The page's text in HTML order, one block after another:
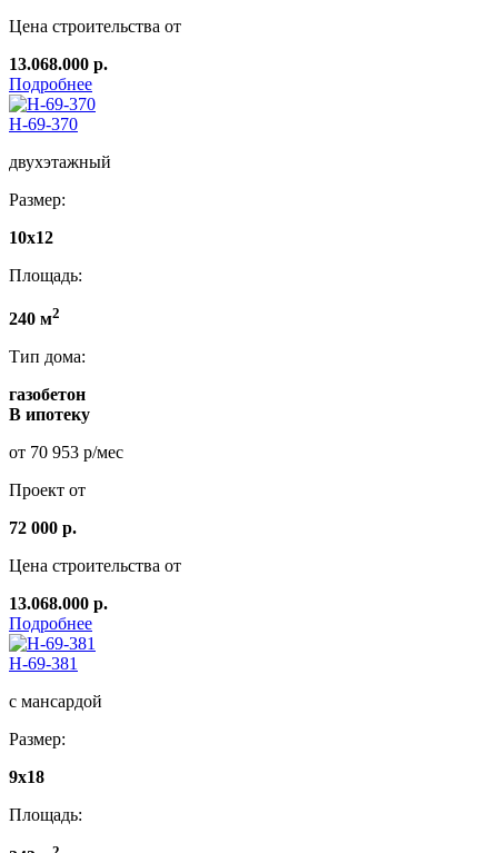
Цена строительства от
13.068.000 р.
Подробнее
Н-69-370
двухэтажный
Размер:
10x12
Площадь:
240 м2
Тип дома:
газобетон
В ипотеку
от 70 953 р/мес
Проект от
72 000 р.
Цена строительства от
13.068.000 р.
Подробнее
Н-69-381
с мансардой
Размер:
9x18
Площадь: